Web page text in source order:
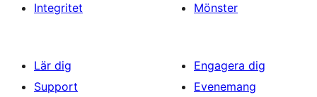
Integritet
Mönster
Lär dig
Support
Engagera dig
Evenemang